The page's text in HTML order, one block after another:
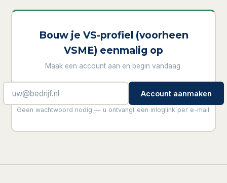
Bouw je VS-profiel (voorheen
VSME) eenmalig op
Maak een account aan en begin vandaag.
Account aanmaken
Geen wachtwoord nodig — u ontvangt een inloglink per e-mail.